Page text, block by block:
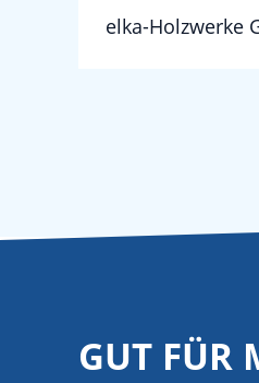
elka-Holzwerke
GUT FÜR